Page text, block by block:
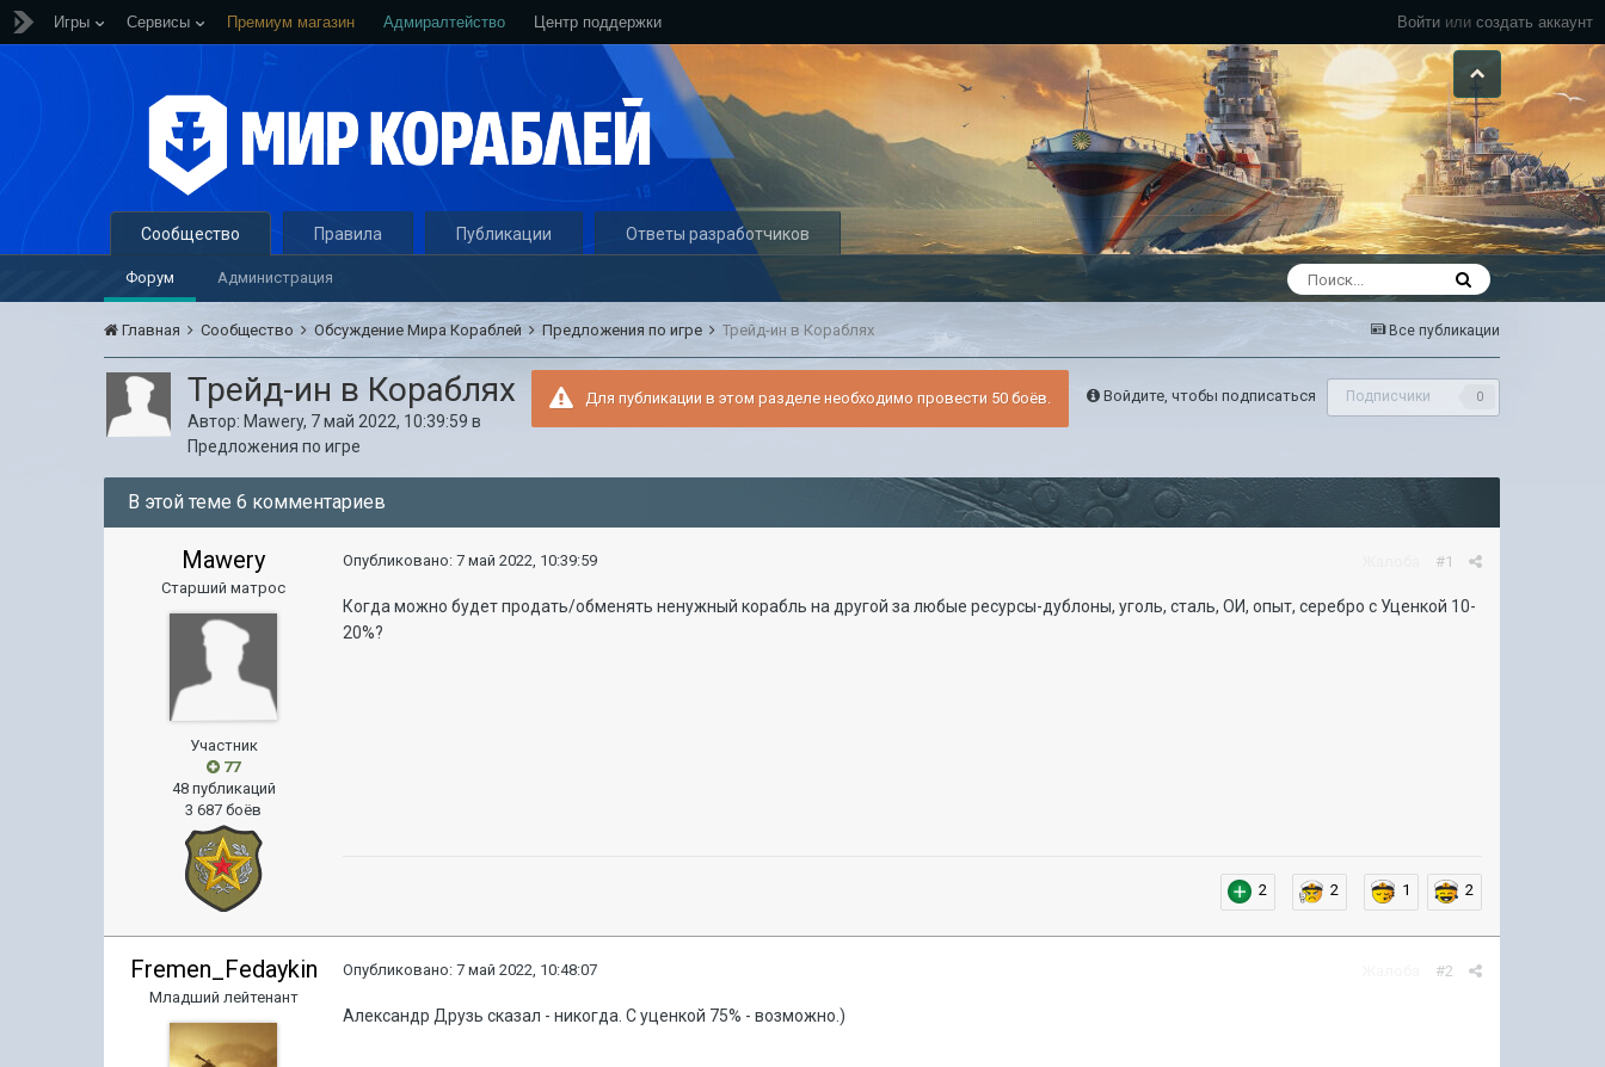
Войти или создать аккаунт
Игры Сервисы Премиум магазин Адмиралтейство Центр поддержки
Сообщество
Форум Администрация
Правила Публикации Ответы разработчиков
Все публикации
Главная Сообщество Обсуждение Мира Кораблей Предложения по игре Трейд-ин в Кораблях
Войдите, чтобы подписаться Подписчики 0
Для публикации в этом разделе необходимо провести 50 боёв.
Трейд-ин в Кораблях
Автор: Mawery, 7 май 2022, 10:39:59 в
Предложения по игре
В этой теме 6 комментариев
Mawery
Старший матрос
Участник
77
48 публикаций
3 687 боёв
#1
Опубликовано:7 май 2022, 10:39:59
Когда можно будет продать/обменять ненужный корабль на другой за любые ресурсы-дублоны, уголь, сталь, ОИ, опыт, серебро с Уценкой 10-
20%?
2 2 1 2
Fremen_Fedaykin
Младший лейтенант
#2
Опубликовано:7 май 2022, 10:48:07
Александр Друзь сказал - никогда. С уценкой 75% - возможно.)